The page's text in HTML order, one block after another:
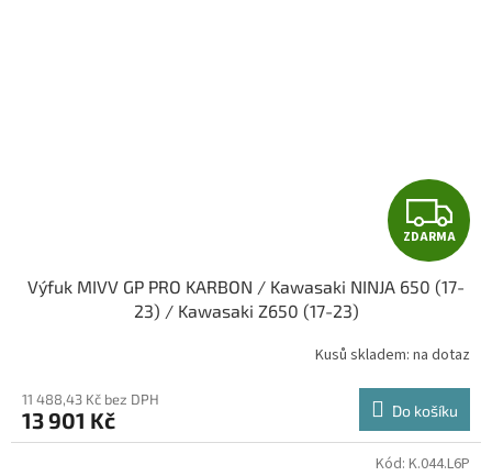
Z
D
A
R
M
A
ZDARMA
Výfuk MIVV GP PRO KARBON / Kawasaki NINJA 650 (17-
23) / Kawasaki Z650 (17-23)
Kusů skladem: na dotaz
11 488,43 Kč bez DPH
13 901 Kč Do košíku
Kód: K.044.L6P